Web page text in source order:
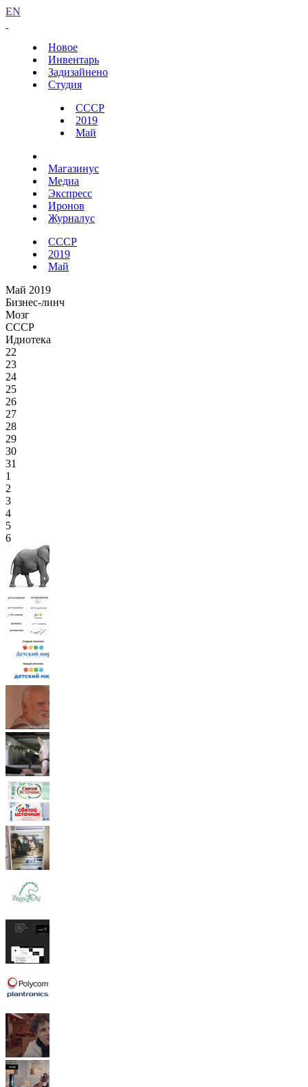
EN
Новое
Инвентарь
Задизайнено
Студия
СССР
2019
Май
Магазинус
Медиа
Экспресс
Иронов
Журналус
СССР
2019
Май
Май 2019
Бизнес-линч
Мозг
СССР
Идиотека
22
23
24
25
26
27
28
29
30
31
1
2
3
4
5
6